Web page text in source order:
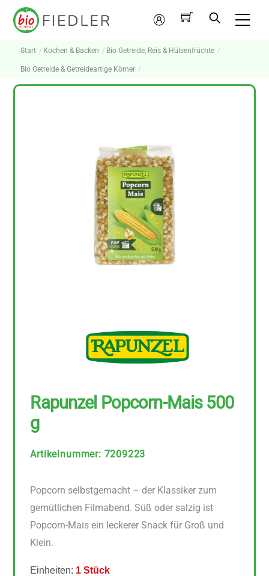
Skip
Mein
Konto
Start Kochen & Backen Bio Getreide, Reis & Hülsenfrüchte
Bio Getreide & Getreideartige Körner
Rapunzel Popcorn-Mais 500
g
Artikelnummer: 7209223
Popcorn selbstgemacht – der Klassiker zum
gemütlichen Filmabend. Süß oder salzig ist
Popcorn-Mais ein leckerer Snack für Groß und
Klein.
Einheiten: 1 Stück